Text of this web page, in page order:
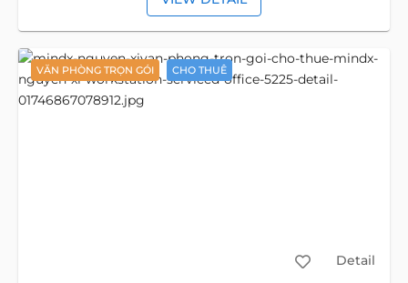
VĂN PHÒNG TRỌN GÓI CHO THUÊ
Detail